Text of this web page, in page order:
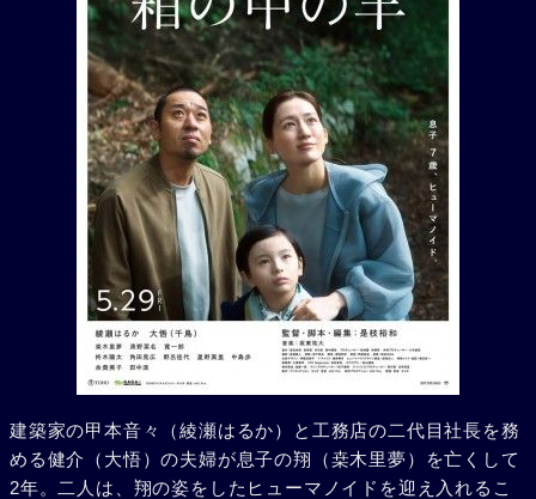
建築家の甲本音々（綾瀬はるか）と工務店の二代目社長を務
める健介（大悟）の夫婦が息子の翔（桒木里夢）を亡くして
2年。二人は、翔の姿をしたヒューマノイドを迎え入れるこ